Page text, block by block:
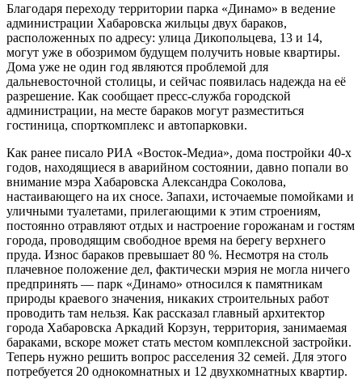
Благодаря переходу территории парка «Динамо» в ведение
администрации Хабаровска жильцы двух бараков,
расположенных по адресу: улица Дикопольцева, 13 и 14,
могут уже в обозримом будущем получить новые квартиры.
Дома уже не один год являются проблемой для
дальневосточной столицы, и сейчас появилась надежда на её
разрешение. Как сообщает пресс-служба городской
администрации, на месте бараков могут разместиться
гостиница, спорткомплекс и автопарковки.
Как ранее писало РИА «Восток-Медиа», дома постройки 40-х
годов, находящиеся в аварийном состоянии, давно попали во
внимание мэра Хабаровска Александра Соколова,
настаивающего на их сносе. Запахи, источаемые помойками и
уличными туалетами, прилегающими к этим строениям,
постоянно отравляют отдых и настроение горожанам и гостям
города, проводящим свободное время на берегу верхнего
пруда. Износ бараков превышает 80 %. Несмотря на столь
плачевное положение дел, фактически мэрия не могла ничего
предпринять — парк «Динамо» относился к памятникам
природы краевого значения, никаких строительных работ
проводить там нельзя. Как рассказал главный архитектор
города Хабаровска Аркадий Корзун, территория, занимаемая
бараками, вскоре может стать местом комплексной застройки.
Теперь нужно решить вопрос расселения 32 семей. Для этого
потребуется 20 однокомнатных и 12 двухкомнатных квартир.